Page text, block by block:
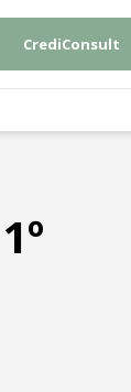
CrediConsult